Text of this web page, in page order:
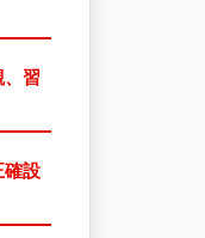
、習
確設